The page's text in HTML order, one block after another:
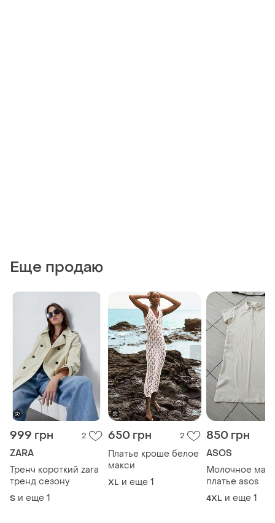
Еще продаю
999 грн 2
ZARA
Тренч короткий zara
тренд сезону
S и еще 1
650 грн 2
Платье кроше белое
макси
XL и еще 1
850 грн
ASOS
Молочное
платье asos
4XL и еще 1